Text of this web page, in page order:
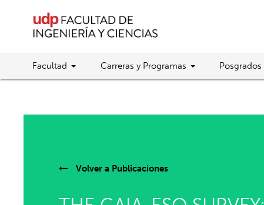
Facultad Carreras y Programas
Volver a Publicaciones